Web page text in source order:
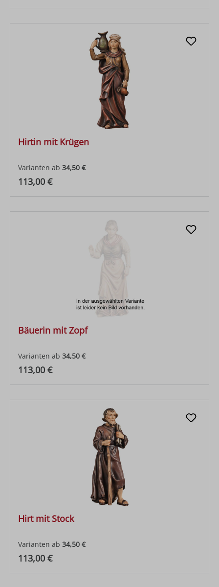
Hirtin mit Krügen
Varianten ab 34,50 €
Regulärer Preis:
113,00 €
Bäuerin mit Zopf
Varianten ab 34,50 €
Regulärer Preis:
113,00 €
Hirt mit Stock
Varianten ab 34,50 €
Regulärer Preis:
113,00 €